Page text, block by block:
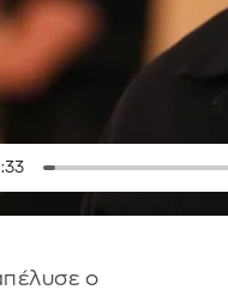
ο